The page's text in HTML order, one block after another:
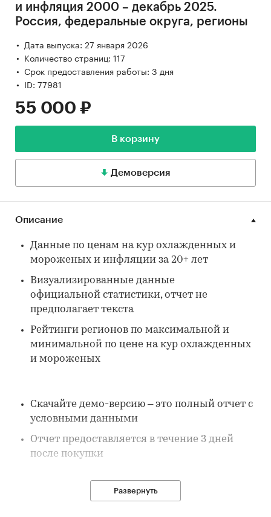
и инфляция 2000 – декабрь 2025.
Россия, федеральные округа, регионы
Дата выпуска: 27 января 2026
Количество страниц: 117
Срок предоставления работы: 3 дня
ID: 77981
55 000 ₽
В корзину
Демоверсия
Описание
Данные по ценам на кур охлажденных и
мороженых и инфляции за 20+ лет
Визуализированные данные
официальной статистики, отчет не
предполагает текста
Рейтинги регионов по максимальной и
минимальной по цене на кур охлажденных
и мороженых
Скачайте демо-версию – это полный отчет с
условными данными
Отчет предоставляется в течение 3 дней
после покупки
Развернуть